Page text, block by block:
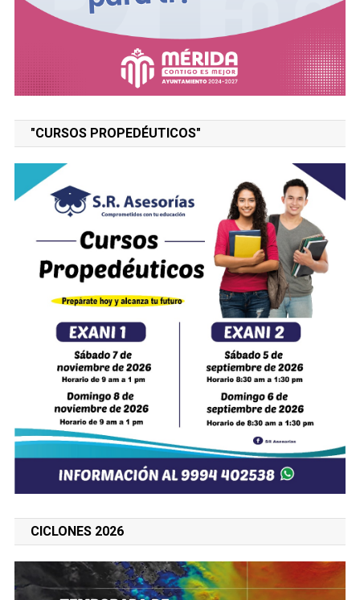
"CURSOS PROPEDÉUTICOS"
CICLONES 2026